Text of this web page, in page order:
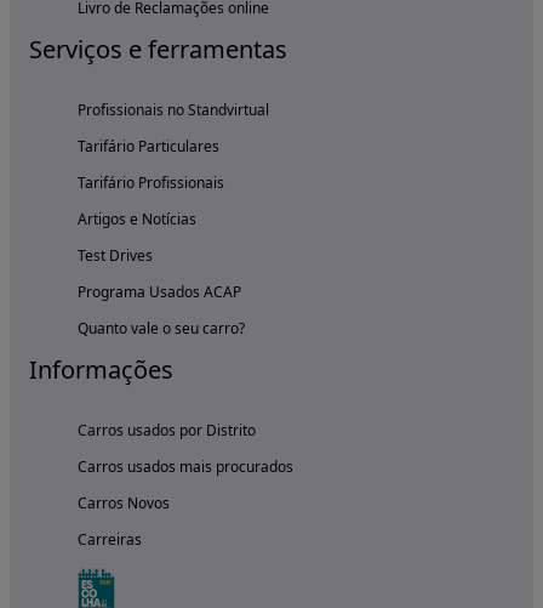
Livro de Reclamações online
Serviços e ferramentas
Profissionais no Standvirtual
Tarifário Particulares
Tarifário Profissionais
Artigos e Notícias
Test Drives
Programa Usados ACAP
Quanto vale o seu carro?
Informações
Carros usados por Distrito
Carros usados mais procurados
Carros Novos
Carreiras